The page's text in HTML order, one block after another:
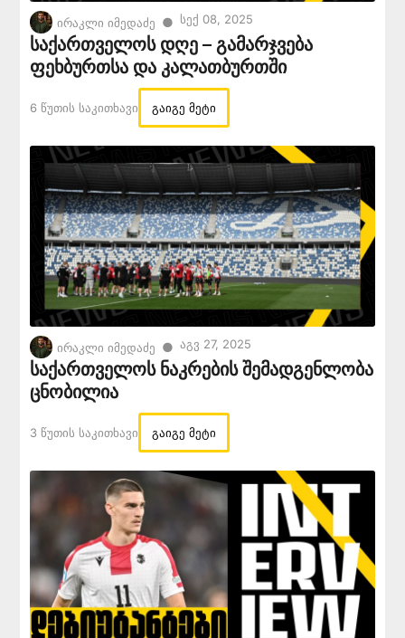
ირაკლი იმედაძე ● Სექ 08, 2025
საქართველოს დღე – გამარჯვება
ფეხბურთსა და კალათბურთში
6 Წუთის Საკითხავი გაიგე მეტი
ირაკლი იმედაძე ● Აგვ 27, 2025
საქართველოს ნაკრების შემადგენლობა
ცნობილია
3 Წუთის Საკითხავი გაიგე მეტი